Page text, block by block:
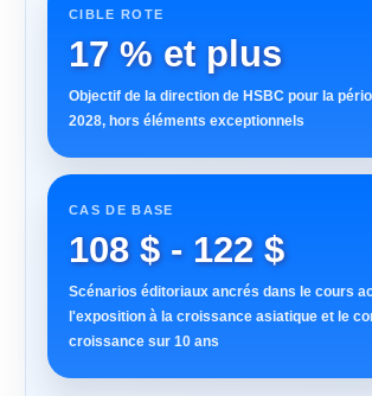
CIBLE ROTE
17 % et plus
Objectif de la direction de HSBC pour la
2028, hors éléments exceptionnels
CAS DE BASE
108 $ - 122 $
Scénarios éditoriaux ancrés dans le cours
l'exposition à la croissance asiatique et le
croissance sur 10 ans